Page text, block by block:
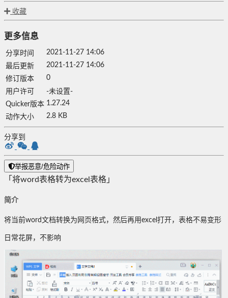
收藏
更多信息
分享时间
2021-11-27 14:06
最后更新
2021-11-27 14:06
修订版本
0
用户许可
-未设置-
Quicker版本 1.27.24
动作大小
2.8 KB
分享到
举报恶意/危险动作
「将word表格转为excel表格」
简介
将当前word文档转换为网页格式，然后再用excel打开，表格不易变形
日常花屏，不影响